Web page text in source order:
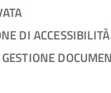
DI ACCESSIBILITÀ